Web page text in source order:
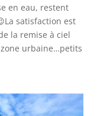
en eau, restent
satisfaction est
la remise à ciel
urbaine…petits